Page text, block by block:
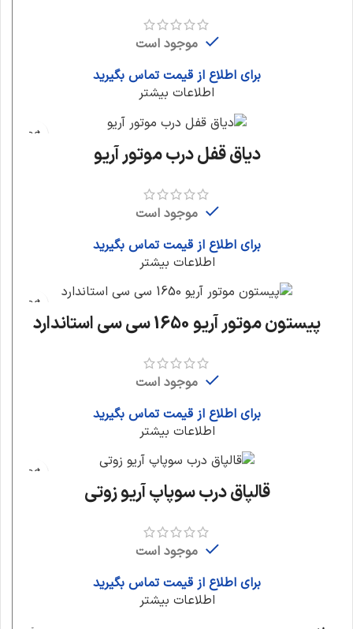
موجود است
برای اطلاع از قیمت تماس بگیرید
اطلاعات بیشتر
دیاق قفل درب موتور آریو
موجود است
برای اطلاع از قیمت تماس بگیرید
اطلاعات بیشتر
پیستون موتور آریو 1650 سی سی استاندارد
موجود است
برای اطلاع از قیمت تماس بگیرید
اطلاعات بیشتر
قالپاق درب سوپاپ آریو زوتی
موجود است
برای اطلاع از قیمت تماس بگیرید
اطلاعات بیشتر